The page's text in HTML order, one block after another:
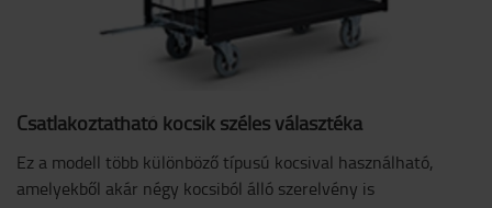
Csatlakoztatható kocsik széles választéka
Ez a modell több különböző típusú kocsival használható,
amelyekből akár négy kocsiból álló szerelvény is